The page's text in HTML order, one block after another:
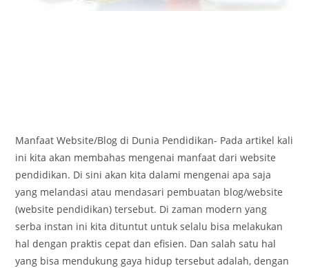
Manfaat Website/Blog di Dunia Pendidikan- Pada artikel kali
ini kita akan membahas mengenai manfaat dari website
pendidikan. Di sini akan kita dalami mengenai apa saja
yang melandasi atau mendasari pembuatan blog/website
(website pendidikan) tersebut. Di zaman modern yang
serba instan ini kita dituntut untuk selalu bisa melakukan
hal dengan praktis cepat dan efisien. Dan salah satu hal
yang bisa mendukung gaya hidup tersebut adalah, dengan